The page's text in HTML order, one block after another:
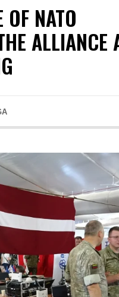
OF NATO
ALLIANCE